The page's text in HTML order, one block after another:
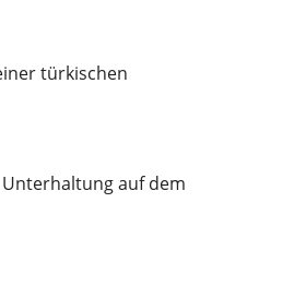
türkischen
auf dem